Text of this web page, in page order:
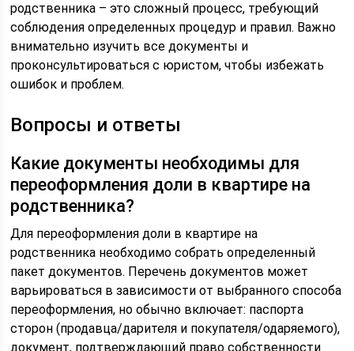
родственника – это сложный процесс, требующий
соблюдения определенных процедур и правил. Важно
внимательно изучить все документы и
проконсультироваться с юристом, чтобы избежать
ошибок и проблем.
Вопросы и ответы
Какие документы необходимы для
переоформления доли в квартире на
родственника?
Для переоформления доли в квартире на
родственника необходимо собрать определенный
пакет документов. Перечень документов может
варьироваться в зависимости от выбранного способа
переоформления, но обычно включает: паспорта
сторон (продавца/дарителя и покупателя/одаряемого),
документ, подтверждающий право собственности